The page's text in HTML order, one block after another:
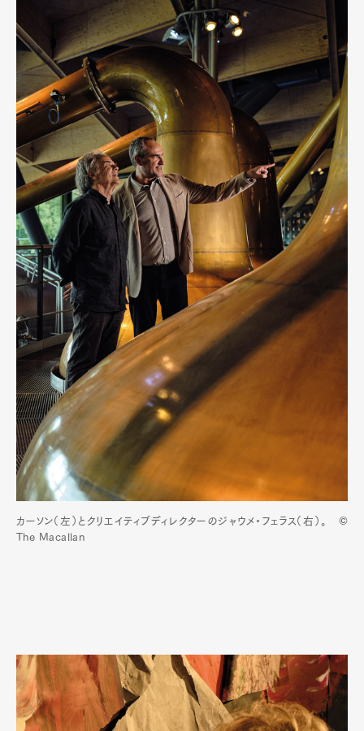
カーソン（左）とクリエイティブディレクターのジャウメ・フェラス（右）。 ©
The Macallan